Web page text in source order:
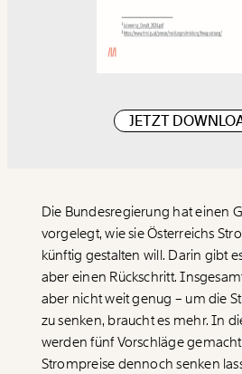
JETZT
Die Bundesregierung hat einen
vorgelegt, wie sie Österreichs
künftig gestalten will. Darin gibt
aber einen Rückschritt.
aber nicht weit genug – um die
zu senken, braucht es mehr. In
werden fünf Vorschläge
Strompreise dennoch senken